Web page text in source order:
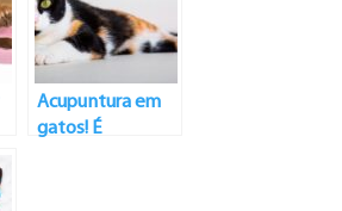
Acupuntura em
gatos! É